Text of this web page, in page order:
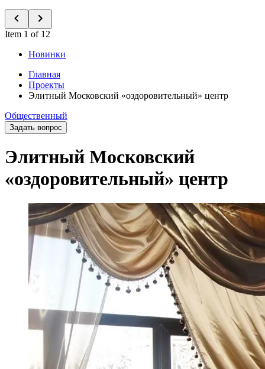
Item 1 of 12
Новинки
Главная
Проекты
Элитный Московский «оздоровительный» центр
Общественный
Задать вопрос
Элитный Московский
«оздоровительный» центр